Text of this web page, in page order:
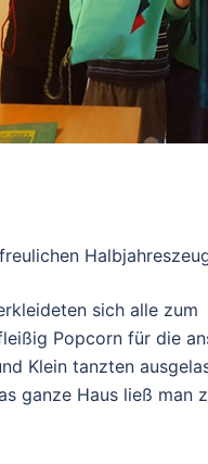
sich alle zum
Popcorn für die
Klein tanzten
ganze Haus ließ man